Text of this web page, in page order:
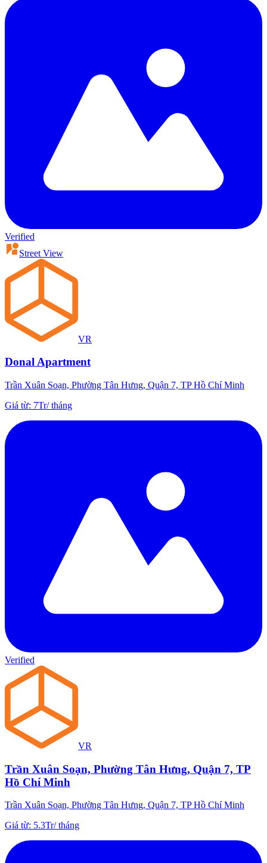
Verified
Street View
VR
Donal Apartment
Trần Xuân Soạn, Phường Tân Hưng, Quận 7, TP Hồ Chí Minh
Giá từ: 7Tr/tháng
Verified
VR
Trần Xuân Soạn, Phường Tân Hưng, Quận 7, TP
Hồ Chí Minh
Trần Xuân Soạn, Phường Tân Hưng, Quận 7, TP Hồ Chí Minh
Giá từ: 5.3Tr/tháng